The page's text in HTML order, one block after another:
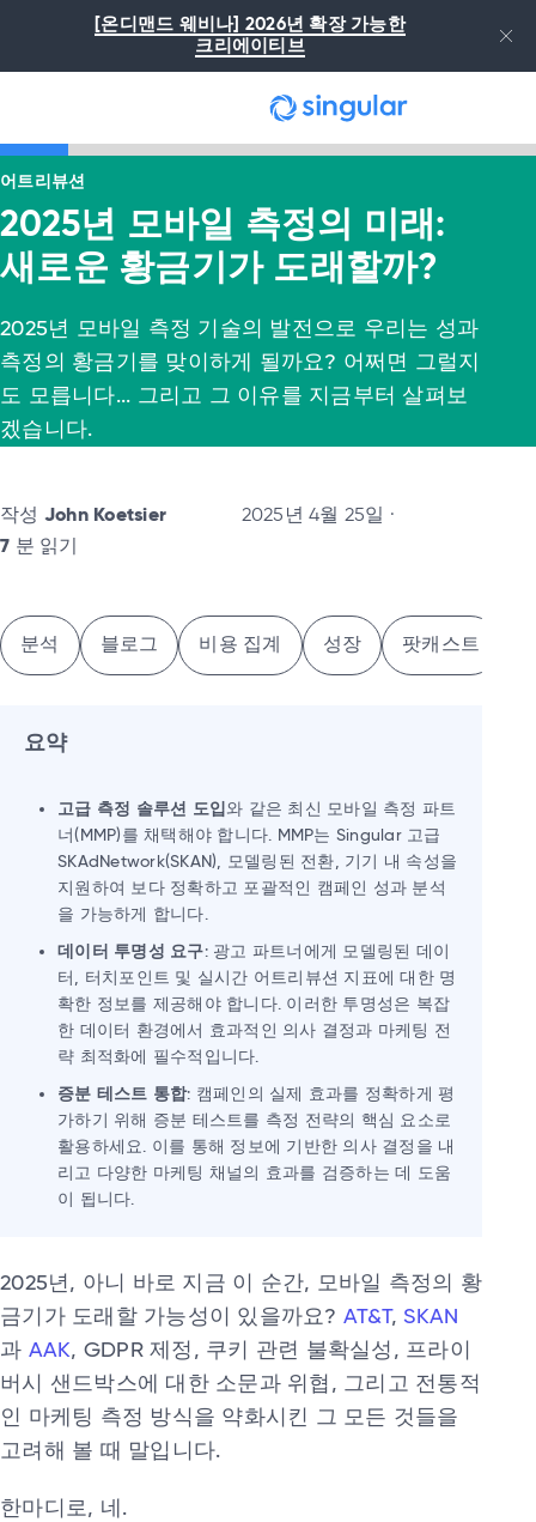
본문으로 건너뛰기[온디맨드 웨비나] 2026년 확장 가능한
크리에이티브
어트리뷰션
2025년 모바일 측정의 미래:
새로운 황금기가 도래할까?
2025년 모바일 측정 기술의 발전으로 우리는 성과
측정의 황금기를 맞이하게 될까요? 어쩌면 그럴지
도 모릅니다... 그리고 그 이유를 지금부터 살펴보
겠습니다.
작성 John Koetsier
2025년 4월 25일 ·
7 분 읽기
분석 블로그 비용 집계 성장 팟캐스트
요약
고급 측정 솔루션 도입 와 같은 최신 모바일 측정 파트
너(MMP)를 채택해야 합니다. MMP는 Singular 고급
SKAdNetwork(SKAN), 모델링된 전환, 기기 내 속성을
지원하여 보다 정확하고 포괄적인 캠페인 성과 분석
을 가능하게 합니다.
데이터 투명성 요구: 광고 파트너에게 모델링된 데이
터, 터치포인트 및 실시간 어트리뷰션 지표에 대한 명
확한 정보를 제공해야 합니다. 이러한 투명성은 복잡
한 데이터 환경에서 효과적인 의사 결정과 마케팅 전
략 최적화에 필수적입니다.
증분 테스트 통합: 캠페인의 실제 효과를 정확하게 평
가하기 위해 증분 테스트를 측정 전략의 핵심 요소로
활용하세요. 이를 통해 정보에 기반한 의사 결정을 내
리고 다양한 마케팅 채널의 효과를 검증하는 데 도움
이 됩니다.
2025년, 아니 바로 지금 이 순간, 모바일 측정의 황
금기가 도래할 가능성이 있을까요? AT&T,SKAN
과 AAK, GDPR 제정, 쿠키 관련 불확실성, 프라이
버시 샌드박스에 대한 소문과 위협, 그리고 전통적
인 마케팅 측정 방식을 약화시킨 그 모든 것들을
고려해 볼 때 말입니다.
한마디로, 네.